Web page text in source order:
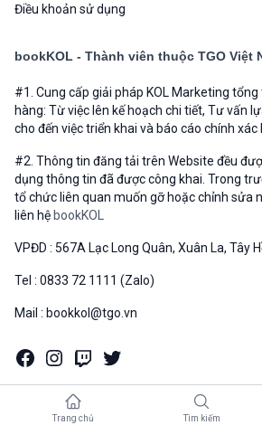
Trang chủ Tìm kiếm
Điều khoản sử dụng
bookKOL - Thành viên thuộc TGO Việt
#1. Cung cấp giải pháp KOL Marketing
hàng: Từ việc lên kế hoạch chi tiết, Tư vấn
cho đến việc triển khai và báo cáo chính xác
#2. Thông tin đăng tải trên Website đều
dụng thông tin đã được công khai. Trong
tổ chức liên quan muốn gỡ hoặc chỉnh sửa
liên hệ bookKOL
VPĐD : 567A Lạc Long Quân, Xuân La, Tây
Tel : 0833 72 1111 (Zalo)
Mail : bookkol@tgo.vn